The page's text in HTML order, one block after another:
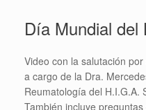
Día Mundial del
Video con la salutación
a cargo de la Dra.
Reumatología del H.I.G.A.
También incluye